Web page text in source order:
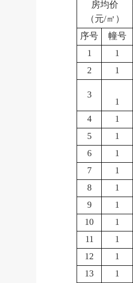
房均价
（元/㎡）
序号 幢号
1
1
2
1
3
1
4 1
5
1
6
1
7
1
8
1
9
1
10
1
11
1
12
1
13
1